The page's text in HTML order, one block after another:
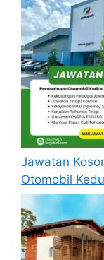
Jawatan
Otomobil